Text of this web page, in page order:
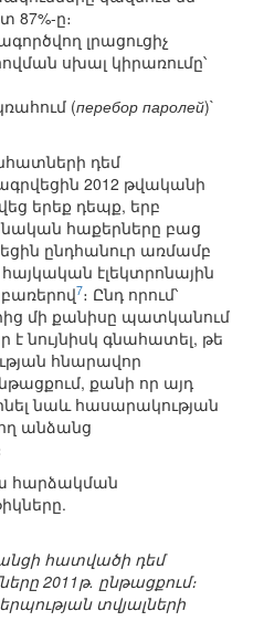
87%-ը։
լրացուցիչ
սխալ կիրառումը՝
(перебор паролей)`
դեմ
2012 թվականի
երեք դեպք, երբ
հաքերները բաց
ընդհանուր առմամբ
էլեկտրոնային
7։ Ընդ որում՝
մի քանիսը պատկանում
է նույնիսկ գնահատել, թե
հնարավոր
քանի որ այդ
նաև հասարակության
անձանց
հարձակման
հատվածի դեմ
2011թ. ընթացքում։
տվյալների